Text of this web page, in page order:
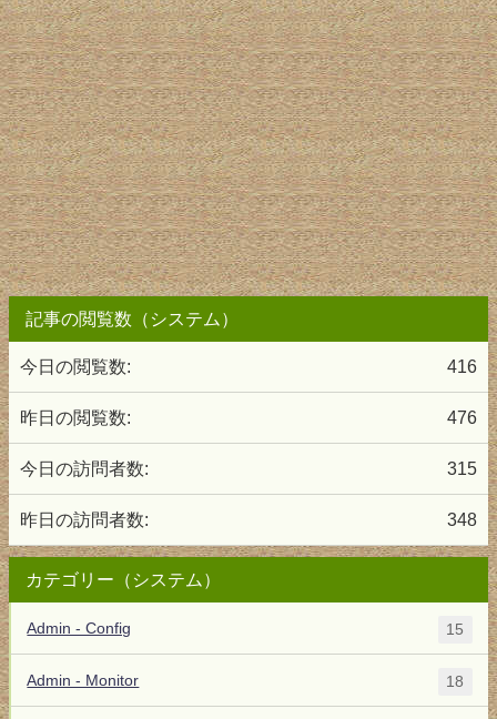
記事の閲覧数（システム）
416
今日の閲覧数:
476
昨日の閲覧数:
315
今日の訪問者数:
348
昨日の訪問者数:
カテゴリー（システム）
Admin - Config 15
Admin - Monitor 18